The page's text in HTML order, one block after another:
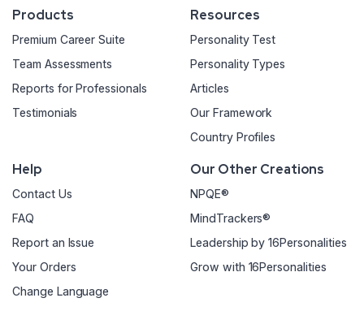
Products
Premium Career Suite
Team Assessments
Reports for Professionals
Testimonials
Resources
Personality Test
Personality Types
Articles
Our Framework
Country Profiles
Help
Contact Us
FAQ
Report an Issue
Your Orders
Change Language
Our Other Creations
NPQE®
MindTrackers®
Leadership by 16Personalities
Grow with 16Personalities